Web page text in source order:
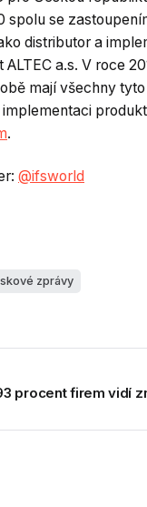
spolu se
distributor a
a.s. V roce
mají všechny
.
@ifsworld
zprávy
procent firem vidí